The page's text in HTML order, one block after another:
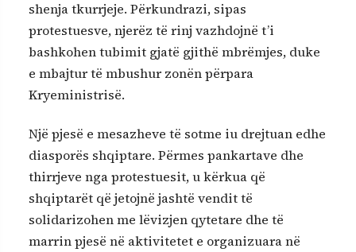
shenja tkurrjeje. Përkundrazi, sipas
protestuesve, njerëz të rinj vazhdojnë t’i
bashkohen tubimit gjatë gjithë mbrëmjes, duke
e mbajtur të mbushur zonën përpara
Kryeministrisë.
Një pjesë e mesazheve të sotme iu drejtuan edhe
diasporës shqiptare. Përmes pankartave dhe
thirrjeve nga protestuesit, u kërkua që
shqiptarët që jetojnë jashtë vendit të
solidarizohen me lëvizjen qytetare dhe të
marrin pjesë në aktivitetet e organizuara në